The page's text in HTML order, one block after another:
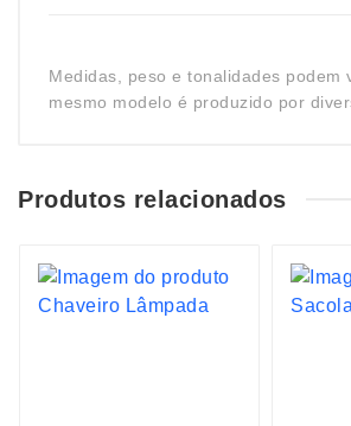
Medidas, peso e tonalidades podem
mesmo modelo é produzido por
Produtos relacionados